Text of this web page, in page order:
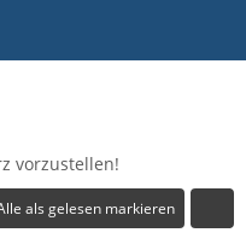
vorzustellen!
als gelesen markieren